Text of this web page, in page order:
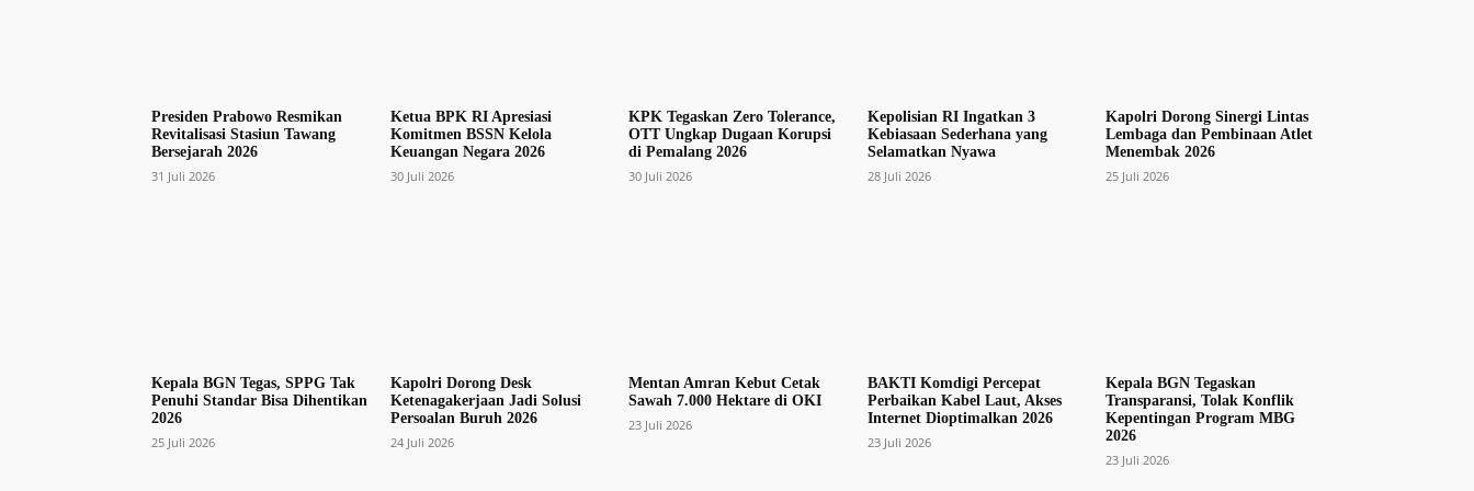
Presiden Prabowo Resmikan
Revitalisasi Stasiun Tawang
Bersejarah 2026
31 Juli 2026
Ketua BPK RI Apresiasi
Komitmen BSSN Kelola
Keuangan Negara 2026
30 Juli 2026
KPK Tegaskan Zero Tolerance,
OTT Ungkap Dugaan Korupsi
di Pemalang 2026
30 Juli 2026
Kepolisian RI Ingatkan 3
Kebiasaan Sederhana yang
Selamatkan Nyawa
28 Juli 2026
Kapolri Dorong Sinergi Lintas
Lembaga dan Pembinaan Atlet
Menembak 2026
25 Juli 2026
Kepala BGN Tegas, SPPG Tak
Penuhi Standar Bisa Dihentikan
2026
25 Juli 2026
Kapolri Dorong Desk
Ketenagakerjaan Jadi Solusi
Persoalan Buruh 2026
24 Juli 2026
Mentan Amran Kebut Cetak
Sawah 7.000 Hektare di OKI
23 Juli 2026
BAKTI Komdigi Percepat
Perbaikan Kabel Laut, Akses
Internet Dioptimalkan 2026
23 Juli 2026
Kepala BGN Tegaskan
Transparansi, Tolak Konflik
Kepentingan Program MBG
2026
23 Juli 2026